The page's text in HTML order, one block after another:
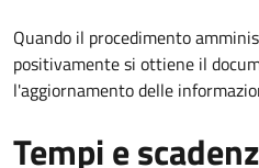
Quando il procedimento
positivamente si ottiene il
l'aggiornamento delle
Tempi e